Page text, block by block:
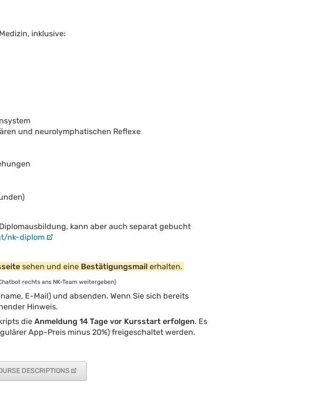
inklusive:
und neurolymphatischen Reflexe
kann aber auch separat gebucht
nk-diplom
sehen und eine Bestätigungsmailerhalten.
rechts ans NK-Team weitergeben)
E-Mail) und absenden. Wenn Sie sich bereits
Hinweis.
dieAnmeldung 14 Tage vor Kursstart erfolgen. Es
App-Preis minus 20%) freigeschaltet werden.
DESCRIPTIONS